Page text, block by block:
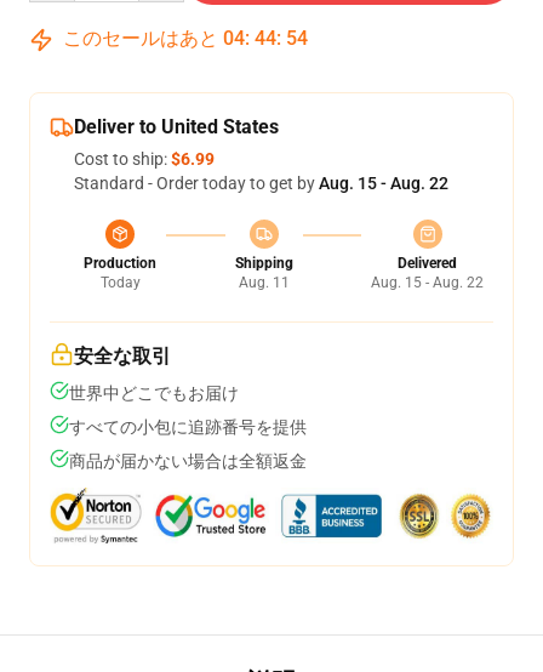
このセールはあと 04: 44: 53
Deliver to United States
Cost to ship:$6.99
Standard - Order today to get byAug. 15 - Aug. 22
Production
Today
Shipping
Aug. 11
Delivered
Aug. 15 - Aug. 22
安全な取引
世界中どこでもお届け
すべての小包に追跡番号を提供
商品が届かない場合は全額返金